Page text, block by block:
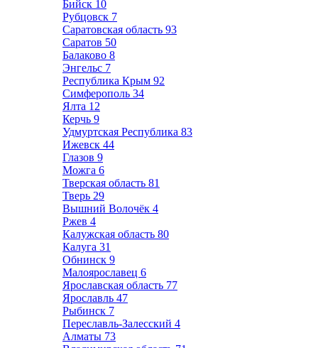
Бийск 10
Рубцовск 7
Саратовская область 93
Саратов 50
Балаково 8
Энгельс 7
Республика Крым 92
Симферополь 34
Ялта 12
Керчь 9
Удмуртская Республика 83
Ижевск 44
Глазов 9
Можга 6
Тверская область 81
Тверь 29
Вышний Волочёк 4
Ржев 4
Калужская область 80
Калуга 31
Обнинск 9
Малоярославец 6
Ярославская область 77
Ярославль 47
Рыбинск 7
Переславль-Залесский 4
Алматы 73